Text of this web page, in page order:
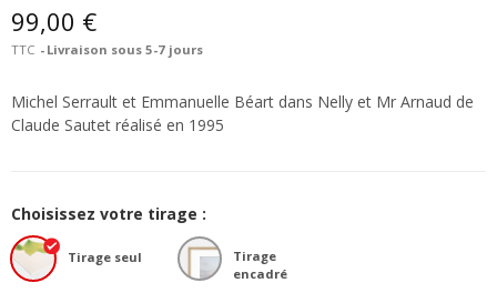
99,00 €
TTC Livraison sous 5-7 jours
Michel Serrault et Emmanuelle Béart dans Nelly et Mr Arnaud de
Claude Sautet réalisé en 1995
Choisissez votre tirage :
Tirage seul
Tirage
encadré